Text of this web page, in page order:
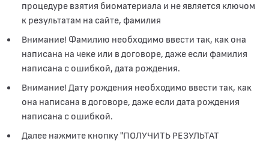
процедуре взятия биоматериала и не является ключом
к результатам на сайте, фамилия
Внимание! Фамилию необходимо ввести так, как она
написана на чеке или в договоре, даже если фамилия
написана с ошибкой, дата рождения.
Внимание! Дату рождения необходимо ввести так, как
она написана в договоре, даже если дата рождения
написана с ошибкой.
Далее нажмите кнопку "ПОЛУЧИТЬ РЕЗУЛЬТАТ